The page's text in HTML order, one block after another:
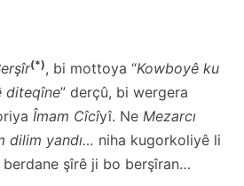
(*), bi mottoya “Kowboyê ku
diteqîne” derçû, bi wergera
Îmam Cîcîyî. Ne Mezarcı
dilim yandı… niha kugorkoliyê li
şîrê ji bo berşîran…